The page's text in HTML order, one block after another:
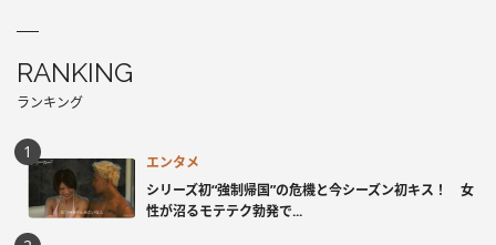
RANKING
ランキング
エンタメ
シリーズ初“強制帰国”の危機と今シーズン初キス！ 女
性が沼るモテテク勃発で...